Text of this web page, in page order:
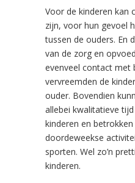
Voor de kinderen kan
zijn, voor hun gevoel
tussen de ouders. En
van de zorg en
evenveel contact met
vervreemden de
ouder. Bovendien
allebei kwalitatieve
kinderen en
doordeweekse
sporten. Wel zo’n
kinderen.